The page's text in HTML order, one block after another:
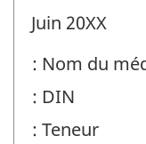
Juin 20XX
: Nom du
: DIN
: Teneur